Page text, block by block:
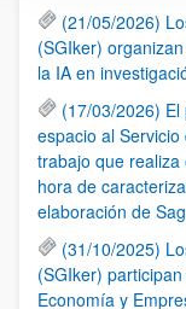
(21/05/2026)
(SGIker)
la IA en
(17/03/2026)
espacio al
trabajo que realiza
hora de
elaboración de
(31/10/2025)
(SGIker)
Economía y